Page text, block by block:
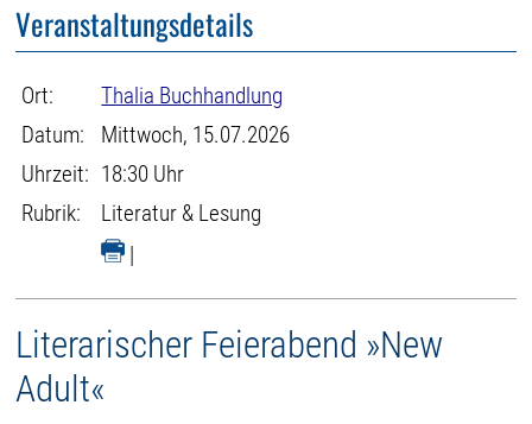
Veranstaltungsdetails
Ort:
Thalia Buchhandlung
Datum:
Mittwoch, 15.07.2026
Uhrzeit: 18:30 Uhr
Rubrik:
Literatur & Lesung
|
Literarischer Feierabend »New
Adult«